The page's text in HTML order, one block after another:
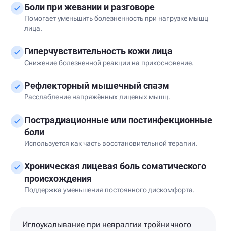
Боли при жевании и разговоре
Помогает уменьшить болезненность при нагрузке мышц
лица.
Гиперчувствительность кожи лица
Снижение болезненной реакции на прикосновение.
Рефлекторный мышечный спазм
Расслабление напряжённых лицевых мышц.
Пострадиационные или постинфекционные
боли
Используется как часть восстановительной терапии.
Хроническая лицевая боль соматического
происхождения
Поддержка уменьшения постоянного дискомфорта.
Иглоукалывание при невралгии тройничного